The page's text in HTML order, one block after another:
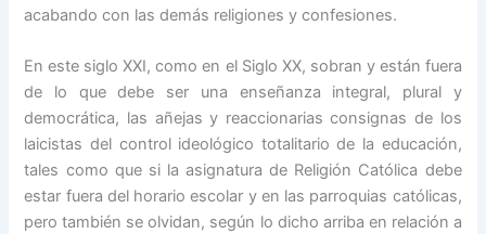
acabando con las demás religiones y confesiones.
En este siglo XXI, como en el Siglo XX, sobran y están fuera
de lo que debe ser una enseñanza integral, plural y
democrática, las añejas y reaccionarias consignas de los
laicistas del control ideológico totalitario de la educación,
tales como que si la asignatura de Religión Católica debe
estar fuera del horario escolar y en las parroquias católicas,
pero también se olvidan, según lo dicho arriba en relación a